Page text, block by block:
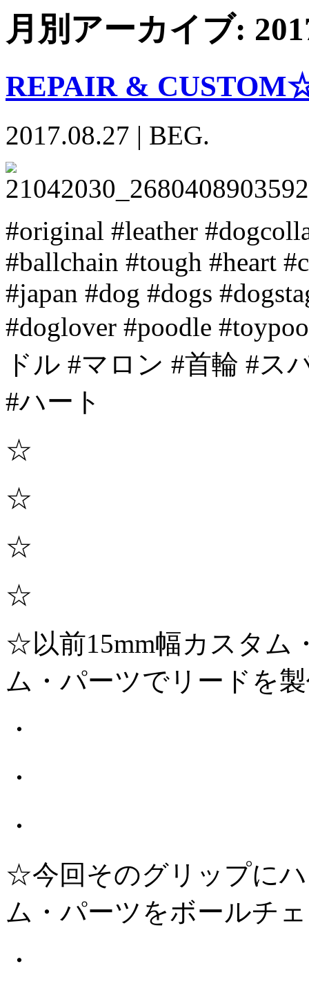
月別アーカイブ:
REPAIR &
2017.08.27 | BEG.
#original #leather
#ballchain #tough #heart
#japan #dog #dogs
#doglover #poodle
ドル #マロン #首輪 #ス
#ハート
☆
☆
☆
☆
☆以前15mm幅カスタム
ム・パーツでリードを
・
・
・
☆今回そのグリップに
ム・パーツをボールチ
・